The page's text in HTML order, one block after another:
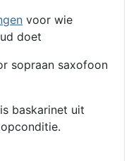
voor wie
doet
saxofoon
baskarinet uit